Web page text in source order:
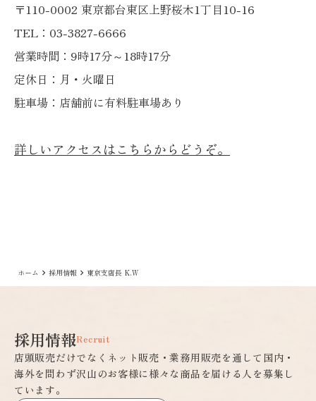
〒110-0002 東京都台東区上野桜木1丁目10-16
TEL：03-3827-6666
営業時間：9時17分～18時17分
定休日：月・火曜日
駐車場：店舗前に有料駐車場あり
詳しいアクセスはこちらからどうぞ。
ホーム keyboard_arrow_right 採用情報 keyboard_arrow_right 東京支店長 K.W
採用情報Recruit
店頭販売だけでなくネット販売・業務用販売を通して国内・
海外を問わず沢山のお客様に様々な商品を届ける人を募集し
ています。